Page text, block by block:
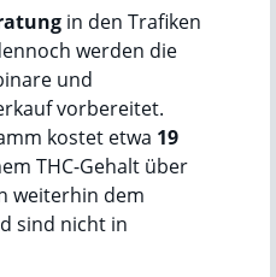
in den Trafiken
werden die
und
vorbereitet.
kostet etwa 19
THC-Gehalt über
weiterhin dem
sind nicht in